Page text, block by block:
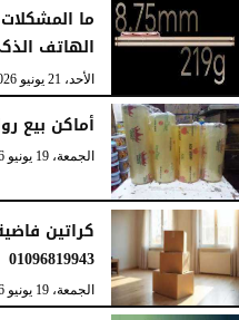
ما
الهاتف
الأحد، 21 يونيو 2026
أماكن بيع رول
الجمعة، 19 يونيو 2026
كراتين
01096819943
الجمعة، 19 يونيو 2026